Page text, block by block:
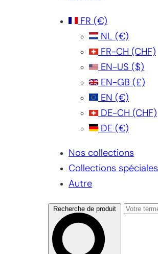
FR (€)
NL (€)
FR-CH (CHF)
EN-US ($)
EN-GB (£)
EN (€)
DE-CH (CHF)
DE (€)
Nos collections
Collections spéciales
Autre
Recherche de produit